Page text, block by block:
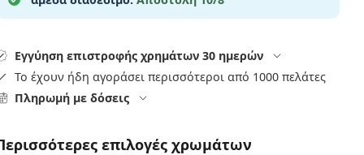
Εγγύηση επιστροφής χρημάτων 30 ημερών
Το έχουν ήδη αγοράσει περισσότεροι από 1000 πελάτες
Πληρωμή με δόσεις
επιλογές χρωμάτων